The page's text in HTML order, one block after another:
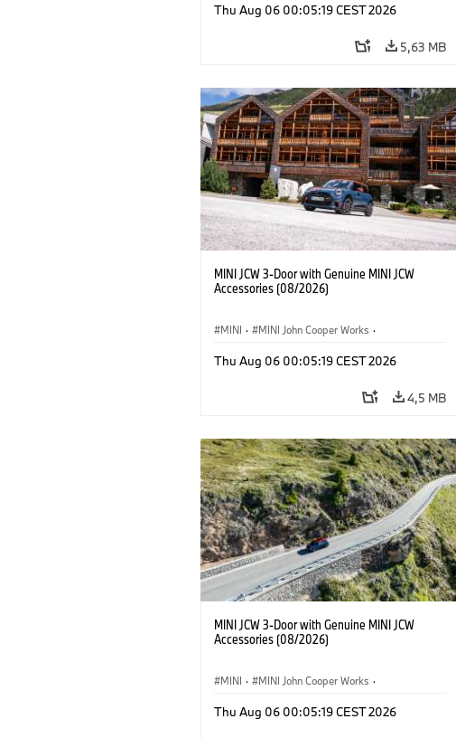
Opcjonalne dodatki, akcesoria
Thu Aug 06 00:05:19 CEST 2026
5,63 MB
MINI JCW 3-Door with Genuine MINI JCW
Accessories (08/2026)
MINI · MINI John Cooper Works ·
Opcjonalne dodatki, akcesoria
Thu Aug 06 00:05:19 CEST 2026
4,5 MB
MINI JCW 3-Door with Genuine MINI JCW
Accessories (08/2026)
MINI · MINI John Cooper Works ·
Opcjonalne dodatki, akcesoria
Thu Aug 06 00:05:19 CEST 2026